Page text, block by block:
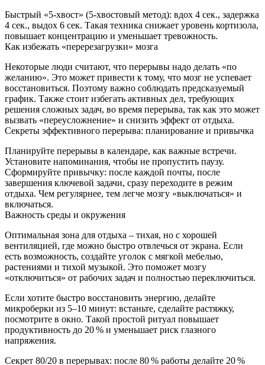
Быстрый «5‑хвост» (5‑хвостовый метод): вдох 4 сек., задержка
4 сек., выдох 6 сек. Такая техника снижает уровень кортизола,
повышает концентрацию и уменьшает тревожность.
Как избежать «перерезагрузки» мозга
Некоторые люди считают, что перерывы надо делать «по
желанию». Это может привести к тому, что мозг не успевает
восстановиться. Поэтому важно соблюдать предсказуемый
график. Также стоит избегать активных дел, требующих
решения сложных задач, во время перерыва, так как это может
вызвать «переусложнение» и снизить эффект от отдыха.
Секреты эффективного перерыва: планирование и привычка
Планируйте перерывы в календаре, как важные встречи.
Установите напоминания, чтобы не пропустить паузу.
Сформируйте привычку: после каждой почты, после
завершения ключевой задачи, сразу переходите в режим
отдыха. Чем регулярнее, тем легче мозгу «выключаться» и
включаться.
Важность среды и окружения
Оптимальная зона для отдыха – тихая, но с хорошей
вентиляцией, где можно быстро отвлечься от экрана. Если
есть возможность, создайте уголок с мягкой мебелью,
растениями и тихой музыкой. Это поможет мозгу
«отключиться» от рабочих задач и полностью переключиться.
Если хотите быстро восстановить энергию, делайте
микроберки из 5–10 минут: встаньте, сделайте растяжку,
посмотрите в окно. Такой простой ритуал повышает
продуктивность до 20 % и уменьшает риск глазного
напряжения.
Секрет 80/20 в перерывах: после 80 % работы делайте 20 %